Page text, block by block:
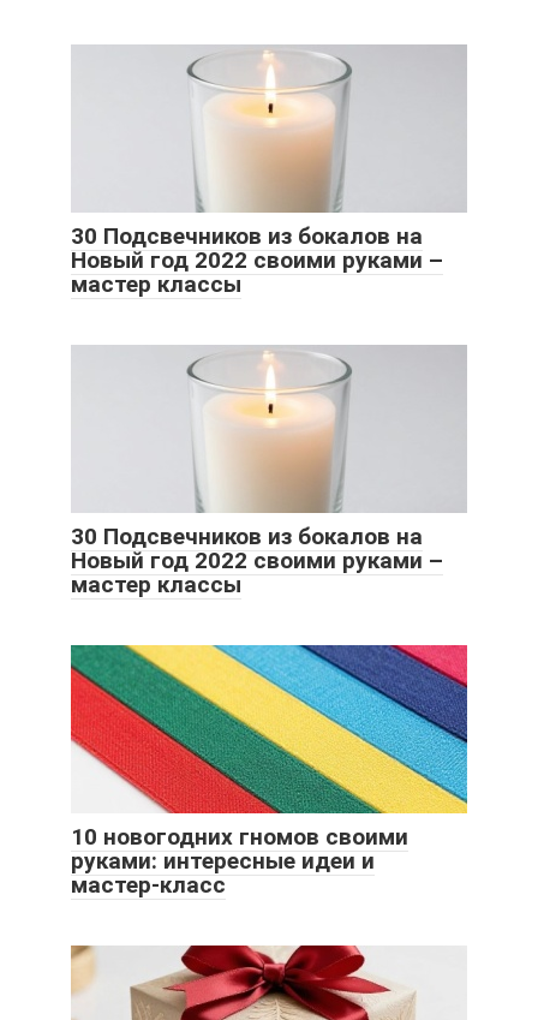
30 Подсвечников из бокалов на
Новый год 2022 своими руками –
мастер классы
30 Подсвечников из бокалов на
Новый год 2022 своими руками –
мастер классы
10 новогодних гномов своими
руками: интересные идеи и
мастер-класс